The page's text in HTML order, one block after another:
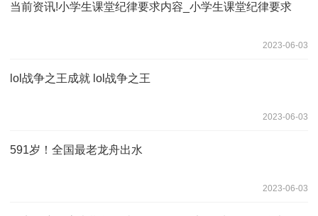
当前资讯!小学生课堂纪律要求内容_小学生课堂纪律要求
2023-06-03
lol战争之王成就 lol战争之王
2023-06-03
591岁！全国最老龙舟出水
2023-06-03